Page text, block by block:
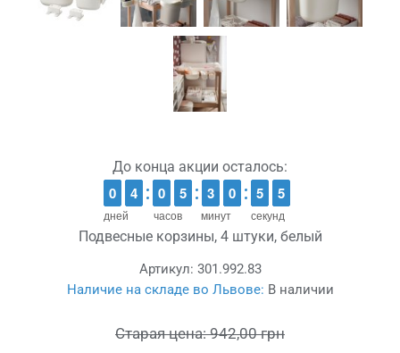
До конца акции осталось:
дней
9
9
0
0 3
3
4
4
часов
9
9
0
0 4
4
5
5
минут
2
2
3
3 1
0
0
секунд
0
5
5 4
4
3
Подвесные корзины, 4 штуки, белый
Артикул: 301.992.83
Наличие на складе во Львове: В наличии
Старая цена: 942,00 грн